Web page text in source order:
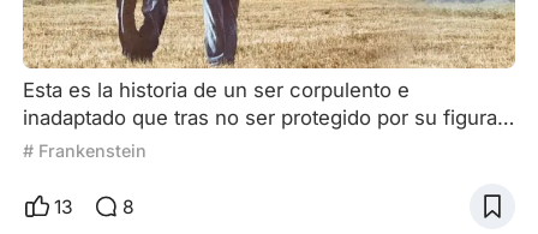
fdrkjrkjfdmvfmnfdkjjkdvjnfjgkhgm vcnbdxjhfjgnn
jfdjin
fdjfdjkgjkbgnmjnfjfggjkgbnnjkdjksdnmxncnbvcjhf
gjnfnnfjnjhjhjhvnn
rnbnbhbhjhjvnmnjhjhfdjhjhfndjkdjsjifdjnfdjnfvjnfjnf
vn vn vn
mkmomdnnidrnbnbhbhjhjvnmnjhjhfdjhjhfndjkdjsjif
Esta es la historia de un ser corpulento e
inadaptado que tras no ser protegido por su figura
de autoridad, termina siendo linchado por la
hablando de “De ratones y hombres (La fuerza
# Frankenstein
13 8